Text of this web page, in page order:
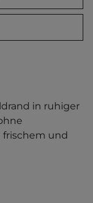
in ruhiger
frischem und